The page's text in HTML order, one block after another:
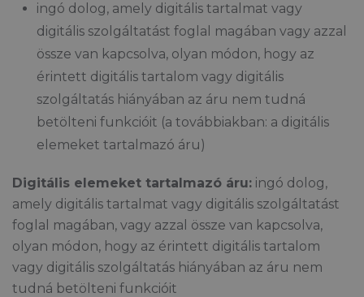
ingó dolog, amely digitális tartalmat vagy
digitális szolgáltatást foglal magában vagy azzal
össze van kapcsolva, olyan módon, hogy az
érintett digitális tartalom vagy digitális
szolgáltatás hiányában az áru nem tudná
betölteni funkcióit (a továbbiakban: a digitális
elemeket tartalmazó áru)
Digitális elemeket tartalmazó áru: ingó dolog,
amely digitális tartalmat vagy digitális szolgáltatást
foglal magában, vagy azzal össze van kapcsolva,
olyan módon, hogy az érintett digitális tartalom
vagy digitális szolgáltatás hiányában az áru nem
tudná betölteni funkcióit